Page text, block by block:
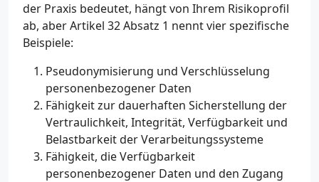
der Praxis bedeutet, hängt von Ihrem Risikoprofil
ab, aber Artikel 32 Absatz 1 nennt vier spezifische
Beispiele:
Pseudonymisierung und Verschlüsselung
personenbezogener Daten
Fähigkeit zur dauerhaften Sicherstellung der
Vertraulichkeit, Integrität, Verfügbarkeit und
Belastbarkeit der Verarbeitungssysteme
Fähigkeit, die Verfügbarkeit
personenbezogener Daten und den Zugang